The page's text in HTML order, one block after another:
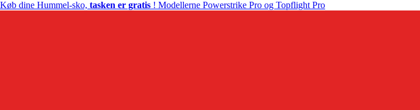
Køb dine Hummel-sko, tasken er gratis ! Modellerne Powerstrike Pro og Topflight Pro